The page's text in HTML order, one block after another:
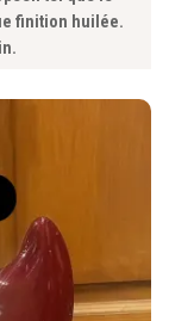
finition huilée.